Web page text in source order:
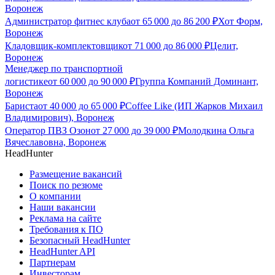
Воронеж
Администратор фитнес клубаот 65 000 до 86 200 ₽Хот Форм,
Воронеж
Кладовщик-комплектовщикот 71 000 до 86 000 ₽Целит,
Воронеж
Менеджер по транспортной
логистикеот 60 000 до 90 000 ₽Группа Компаний Доминант,
Воронеж
Баристаот 40 000 до 65 000 ₽Coffee Like (ИП Жарков Михаил
Владимирович), Воронеж
Оператор ПВЗ Озонот 27 000 до 39 000 ₽Молодкина Ольга
Вячеславовна, Воронеж
HeadHunter
Размещение вакансий
Поиск по резюме
О компании
Наши вакансии
Реклама на сайте
Требования к ПО
Безопасный HeadHunter
HeadHunter API
Партнерам